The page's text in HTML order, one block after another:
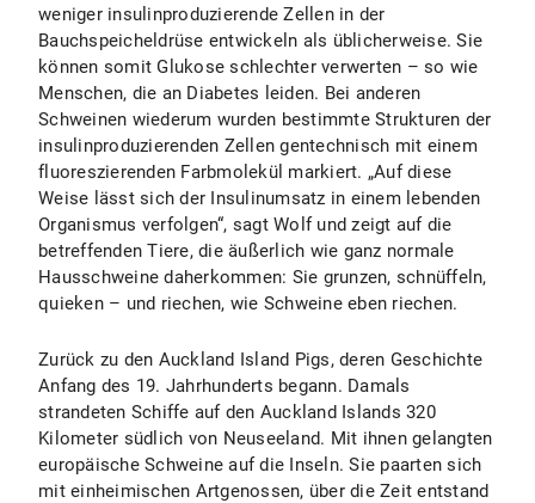
weniger insulinproduzierende Zellen in der
Bauchspeicheldrüse entwickeln als üblicherweise. Sie
können somit Glukose schlechter verwerten – so wie
Menschen, die an Diabetes leiden. Bei anderen
Schweinen wiederum wurden bestimmte Strukturen der
insulinproduzierenden Zellen gentechnisch mit einem
fluoreszierenden Farbmolekül markiert. „Auf diese
Weise lässt sich der Insulinumsatz in einem lebenden
Organismus verfolgen“, sagt Wolf und zeigt auf die
betreffenden Tiere, die äußerlich wie ganz normale
Hausschweine daherkommen: Sie grunzen, schnüffeln,
quieken – und riechen, wie Schweine eben riechen.
Zurück zu den Auckland Island Pigs, deren Geschichte
Anfang des 19. Jahrhunderts begann. Damals
strandeten Schiffe auf den Auckland Islands 320
Kilometer südlich von Neuseeland. Mit ihnen gelangten
europäische Schweine auf die Inseln. Sie paarten sich
mit einheimischen Artgenossen, über die Zeit entstand